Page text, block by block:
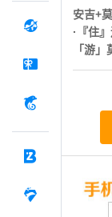
安吉+
·『住
「游